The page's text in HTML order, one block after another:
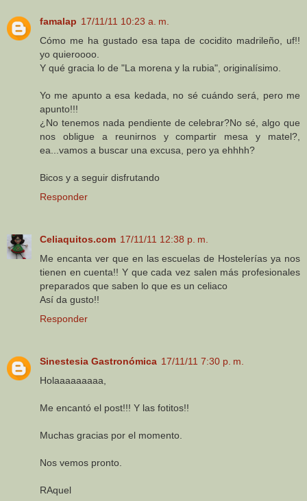
famalap 17/11/11 10:23 a. m.
Cómo me ha gustado esa tapa de cocidito madrileño, uf!!
yo quieroooo.
Y qué gracia lo de "La morena y la rubia", originalísimo.
Yo me apunto a esa kedada, no sé cuándo será, pero me
apunto!!!
¿No tenemos nada pendiente de celebrar?No sé, algo que
nos obligue a reunirnos y compartir mesa y matel?,
ea...vamos a buscar una excusa, pero ya ehhhh?
Bicos y a seguir disfrutando
Responder
Celiaquitos.com 17/11/11 12:38 p. m.
Me encanta ver que en las escuelas de Hostelerías ya nos
tienen en cuenta!! Y que cada vez salen más profesionales
preparados que saben lo que es un celiaco
Así da gusto!!
Responder
Sinestesia Gastronómica 17/11/11 7:30 p. m.
Holaaaaaaaaa,
Me encantó el post!!! Y las fotitos!!
Muchas gracias por el momento.
Nos vemos pronto.
RAquel